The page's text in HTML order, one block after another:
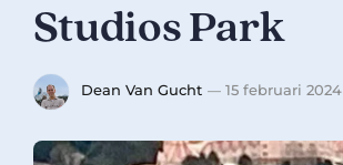
Studios Park
Dean Van Gucht 15 februari 2024